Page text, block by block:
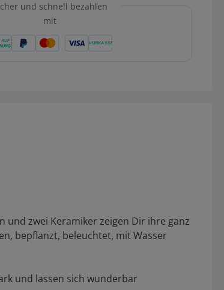
und schnell bezahlen
mit
zwei Keramiker zeigen Dir ihre ganz
bepflanzt, beleuchtet, mit Wasser
und lassen sich wunderbar